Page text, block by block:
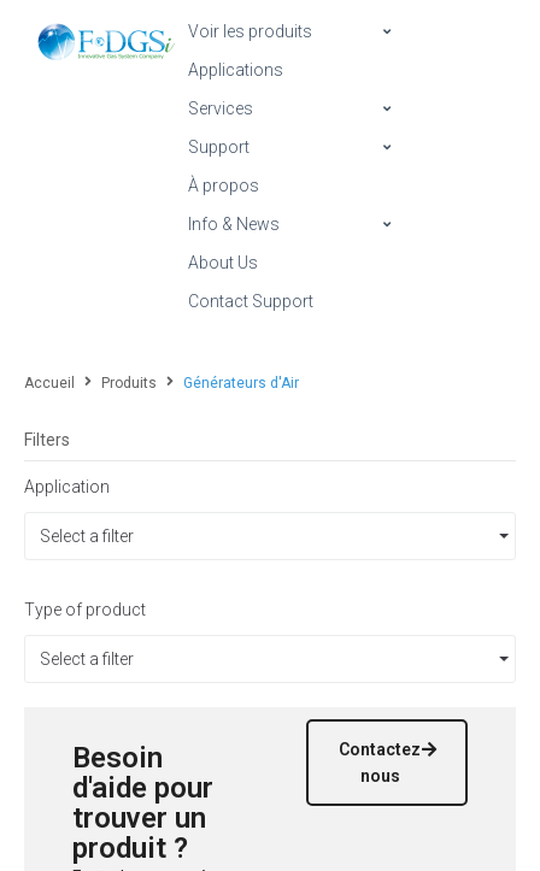
Voir les produits
Applications
Services
Support
À propos
Info & News
About Us
Contact Support
Accueil Produits Générateurs d'Air
Filters
Application
Select a filter
Type of product
Select a filter
Besoin
d'aide pour
trouver un
produit ?
Contactez
nous